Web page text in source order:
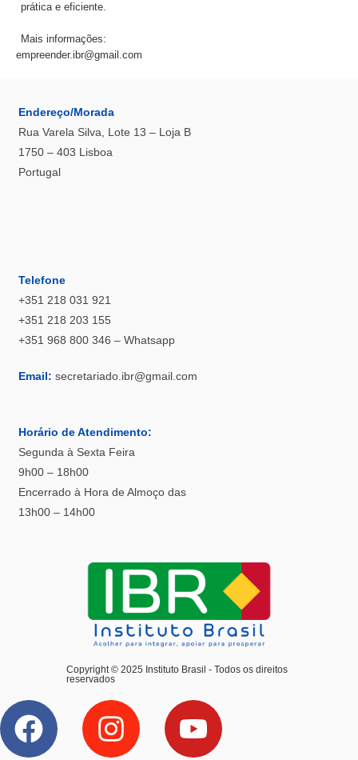
prática e eficiente.
Mais informações:
empreender.ibr@gmail.com
Copyright © 2025 Instituto Brasil - Todos os direitos
reservados
Horário de Atendimento:
Segunda à Sexta Feira
9h00 – 18h00
Encerrado à Hora de Almoço das
13h00 – 14h00
Telefone
+351 218 031 921
+351 218 203 155
+351 968 800 346 – Whatsapp
Email:secretariado.ibr@gmail.com
Endereço/Morada
Rua Varela Silva, Lote 13 – Loja B
1750 – 403 Lisboa
Portugal